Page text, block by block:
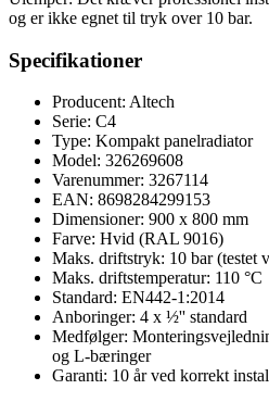
og er ikke egnet til tryk over 10 bar.
Specifikationer
Producent: Altech
Serie: C4
Type: Kompakt panelradiator
Model: 326269608
Varenummer: 3267114
EAN: 8698284299153
Dimensioner: 900 x 800 mm
Farve: Hvid (RAL 9016)
Maks. driftstryk: 10 bar (testet
Maks. driftstemperatur: 110 °C
Standard: EN442-1:2014
Anboringer: 4 x ½'' standard
Medfølger:
og L-bæringer
Garanti: 10 år ved korrekt